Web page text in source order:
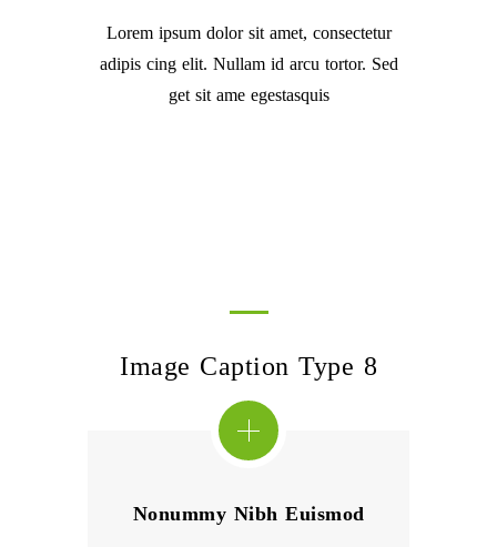
Lorem ipsum dolor sit amet, consectetur
adipis cing elit. Nullam id arcu tortor. Sed
get sit ame egestasquis
Image Caption Type 8
Nonummy Nibh Euismod